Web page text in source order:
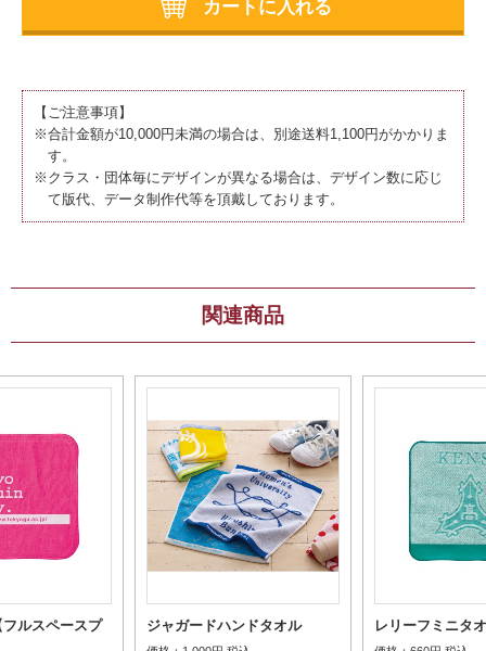
カートに入れる
【ご注意事項】
※合計金額が10,000円未満の場合は、別途送料1,100円がかかりま
す。
※クラス・団体毎にデザインが異なる場合は、デザイン数に応じ
て版代、データ制作代等を頂戴しております。
関連商品
ルスペースプ ジャガードハンドタオル レリーフミニタ